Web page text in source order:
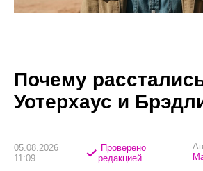
Почему
Уотерхаус и
05.08.2026
11:09
Проверено
редакцией